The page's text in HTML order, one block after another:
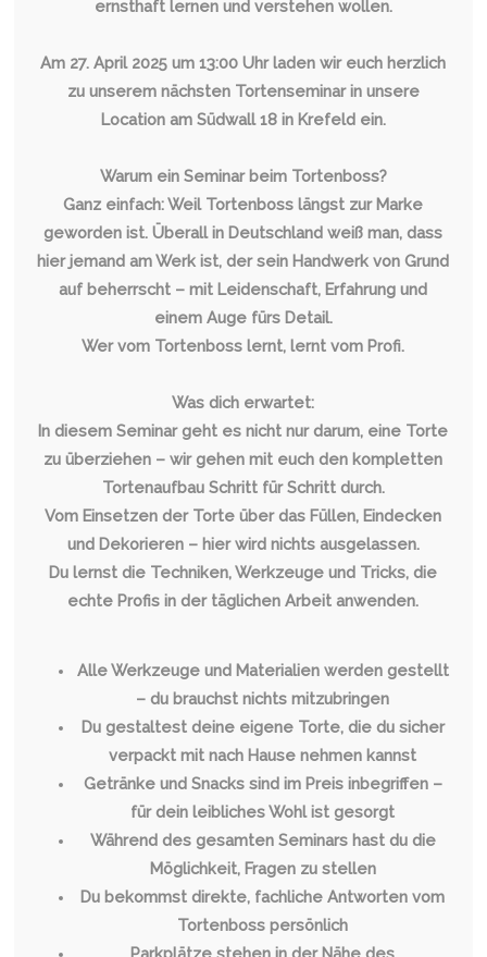
ernsthaft lernen und verstehen wollen.
Am 27. April 2025 um 13:00 Uhr laden wir euch herzlich
zu unserem nächsten Tortenseminar in unsere
Location am Südwall 18 in Krefeld ein.
Warum ein Seminar beim Tortenboss?
Ganz einfach: Weil Tortenboss längst zur Marke
geworden ist. Überall in Deutschland weiß man, dass
hier jemand am Werk ist, der sein Handwerk von Grund
auf beherrscht – mit Leidenschaft, Erfahrung und
einem Auge fürs Detail.
Wer vom Tortenboss lernt, lernt vom Profi.
Was dich erwartet:
In diesem Seminar geht es nicht nur darum, eine Torte
zu überziehen – wir gehen mit euch den kompletten
Tortenaufbau Schritt für Schritt durch.
Vom Einsetzen der Torte über das Füllen, Eindecken
und Dekorieren – hier wird nichts ausgelassen.
Du lernst die Techniken, Werkzeuge und Tricks, die
echte Profis in der täglichen Arbeit anwenden.
Alle Werkzeuge und Materialien werden gestellt
– du brauchst nichts mitzubringen
Du gestaltest deine eigene Torte, die du sicher
verpackt mit nach Hause nehmen kannst
Getränke und Snacks sind im Preis inbegriffen –
für dein leibliches Wohl ist gesorgt
Während des gesamten Seminars hast du die
Möglichkeit, Fragen zu stellen
Du bekommst direkte, fachliche Antworten vom
Tortenboss persönlich
Parkplätze stehen in der Nähe des